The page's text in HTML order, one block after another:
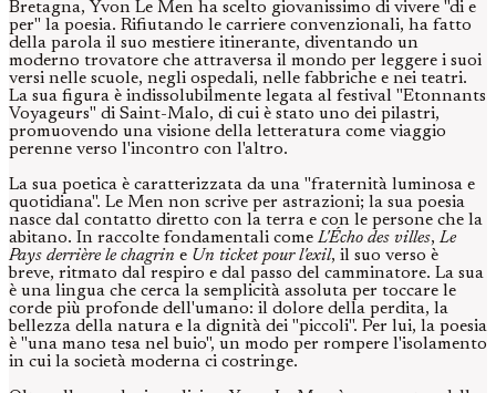
Bretagna, Yvon Le Men ha scelto giovanissimo di vivere "di e
per" la poesia. Rifiutando le carriere convenzionali, ha fatto
della parola il suo mestiere itinerante, diventando un
moderno trovatore che attraversa il mondo per leggere i suoi
versi nelle scuole, negli ospedali, nelle fabbriche e nei teatri.
La sua figura è indissolubilmente legata al festival "Etonnants
Voyageurs" di Saint-Malo, di cui è stato uno dei pilastri,
promuovendo una visione della letteratura come viaggio
perenne verso l'incontro con l'altro.
La sua poetica è caratterizzata da una "fraternità luminosa e
quotidiana". Le Men non scrive per astrazioni; la sua poesia
nasce dal contatto diretto con la terra e con le persone che la
abitano. In raccolte fondamentali come L'Écho des villes, Le
Pays derrière le chagrin e Un ticket pour l'exil, il suo verso è
breve, ritmato dal respiro e dal passo del camminatore. La sua
è una lingua che cerca la semplicità assoluta per toccare le
corde più profonde dell'umano: il dolore della perdita, la
bellezza della natura e la dignità dei "piccoli". Per lui, la poesia
è "una mano tesa nel buio", un modo per rompere l'isolamento
in cui la società moderna ci costringe.